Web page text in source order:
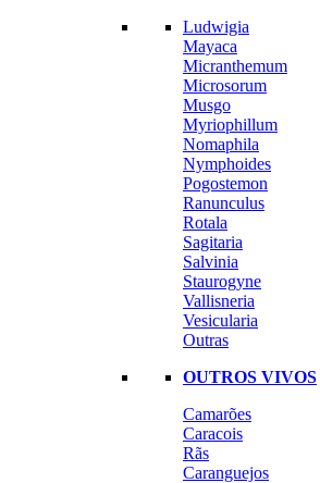
Ludwigia
Mayaca
Micranthemum
Microsorum
Musgo
Myriophillum
Nomaphila
Nymphoides
Pogostemon
Ranunculus
Rotala
Sagitaria
Salvinia
Staurogyne
Vallisneria
Vesicularia
Outras
OUTROS VIVOS
Camarões
Caracois
Rãs
Caranguejos